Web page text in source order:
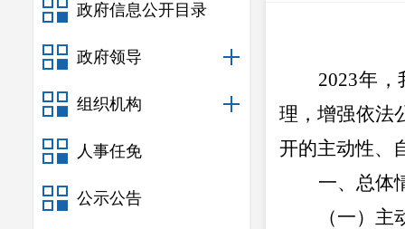
政府信息公开目录
政府领导
组织机构
人事任免
公示公告
2023年，
理，增强依法
开的主动性、
一、总体
（一） 主